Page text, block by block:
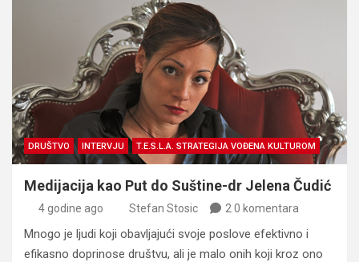
DRUŠTVO INTERVJU T.E.S.L.A. STRATEGIJA VOĐENA KULTUROM
Medijacija kao Put do Suštine-dr Jelena Čudić
4 godine ago Stefan Stosic 2 0 komentara
Mnogo je ljudi koji obavljajući svoje poslove efektivno i
efikasno doprinose društvu, ali je malo onih koji kroz ono